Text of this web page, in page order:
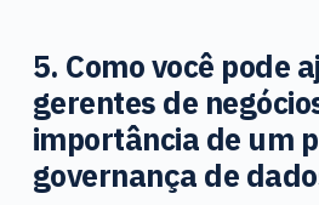
5. Como você pode
gerentes de
importância de um
governança de